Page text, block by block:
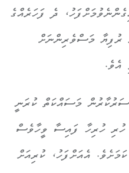
ދެ ފަހަރެއްގެ
200 މިލިއަން ރުފިޔާ މަސްވެރިންނަށް
މަސައްކަތް ކުރަނީ
ހުރިހާ ފައިސާ ވީހާވެސް
އެއަށްފަހު، ކުރިއަށް